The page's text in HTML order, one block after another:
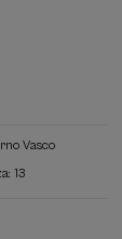
Vasco
13